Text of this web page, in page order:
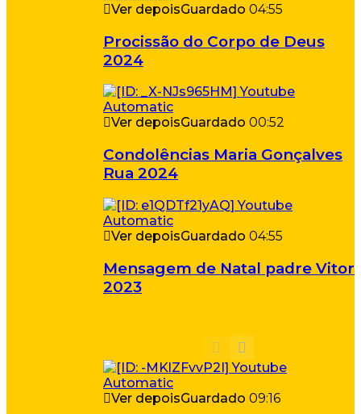
Ver depoisGuardado 04:55
Procissão do Corpo de Deus
2024
Ver depoisGuardado 00:52
Condolências Maria Gonçalves
Rua 2024
Ver depoisGuardado 04:55
Mensagem de Natal padre Vitor
2023
Ver depoisGuardado 09:16